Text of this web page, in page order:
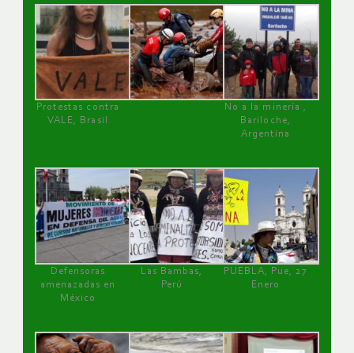
Protestas contra
VALE, Brasil
No a la minería ,
Bariloche,
Argentina
Defensoras
amenazadas en
México
Las Bambas,
Perú
PUEBLA, Pue, 27
Enero